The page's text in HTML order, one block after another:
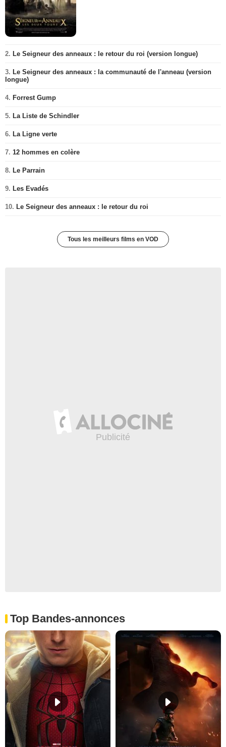
2. Le Seigneur des anneaux : le retour du roi (version longue)
3. Le Seigneur des anneaux : la communauté de l'anneau (version
longue)
4. Forrest Gump
5. La Liste de Schindler
6. La Ligne verte
7. 12 hommes en colère
8. Le Parrain
9. Les Evadés
10. Le Seigneur des anneaux : le retour du roi
Tous les meilleurs films en VOD
Top Bandes-annonces